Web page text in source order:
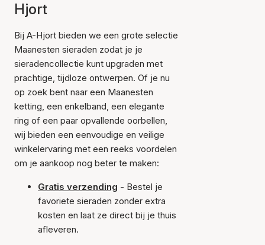
Hjort
Bij A-Hjort bieden we een grote selectie
Maanesten sieraden zodat je je
sieradencollectie kunt upgraden met
prachtige, tijdloze ontwerpen. Of je nu
op zoek bent naar een Maanesten
ketting, een enkelband, een elegante
ring of een paar opvallende oorbellen,
wij bieden een eenvoudige en veilige
winkelervaring met een reeks voordelen
om je aankoop nog beter te maken:
Gratis verzending - Bestel je
favoriete sieraden zonder extra
kosten en laat ze direct bij je thuis
afleveren.